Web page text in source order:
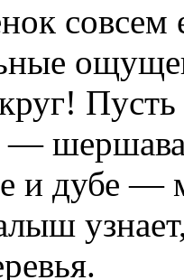
совсем
—
и дубе —